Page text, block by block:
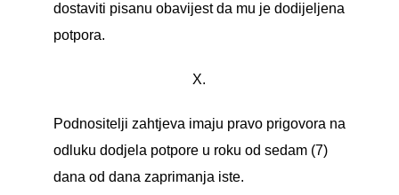
dostaviti pisanu obavijest da mu je dodijeljena
potpora.
X.
Podnositelji zahtjeva imaju pravo prigovora na
odluku dodjela potpore u roku od sedam (7)
dana od dana zaprimanja iste.